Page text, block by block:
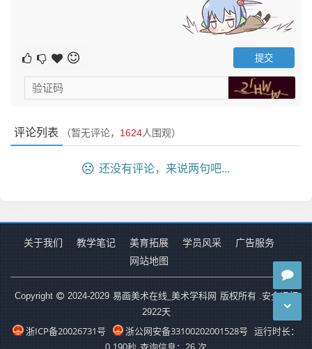
评论列表 （暂无评论， 1624人围观）
还没有评论，来说两句吧...
关于我们 教学笔记 美育拓展 学员风采
广告服务
网站地图
Copyright 2024-2029 易画美术在线_美术学科网 版权所有 .安全运行
2922天
浙ICP备20026731号 浙公网安备33100202001528号
运行时长：